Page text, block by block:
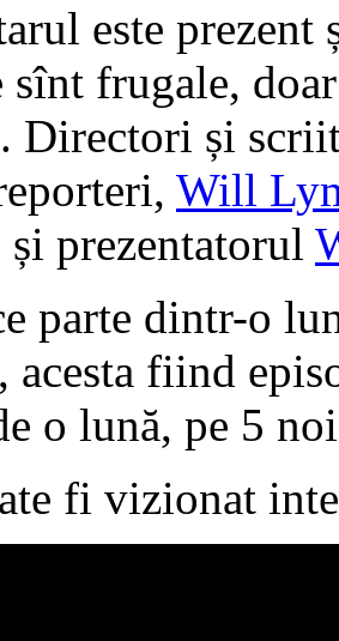
este
sînt frugale,
Directori și
Will
și prezentatorul
parte dintr-o
, acesta fiind
o lună, pe 5
fi vizionat